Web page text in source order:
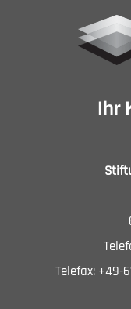
Ihr
Telefax: +49-